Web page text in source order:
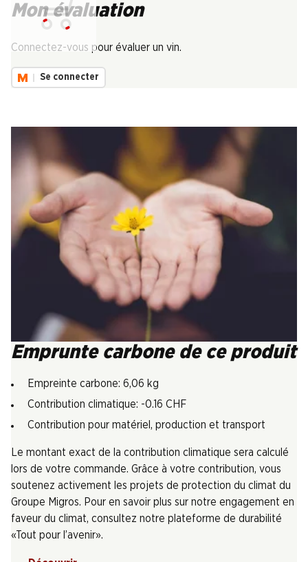
Mon évaluation
Connectez-vous pour évaluer un vin.
Se connecter
Emprunte carbone de ce produit
Empreinte carbone: 6,06 kg
Contribution climatique: -0.16 CHF
Contribution pour matériel, production et transport
Le montant exact de la contribution climatique sera calculé
lors de votre commande. Grâce à votre contribution, vous
soutenez activement les projets de protection du climat du
Groupe Migros. Pour en savoir plus sur notre engagement en
faveur du climat, consultez notre plateforme de durabilité
«Tout pour l’avenir».